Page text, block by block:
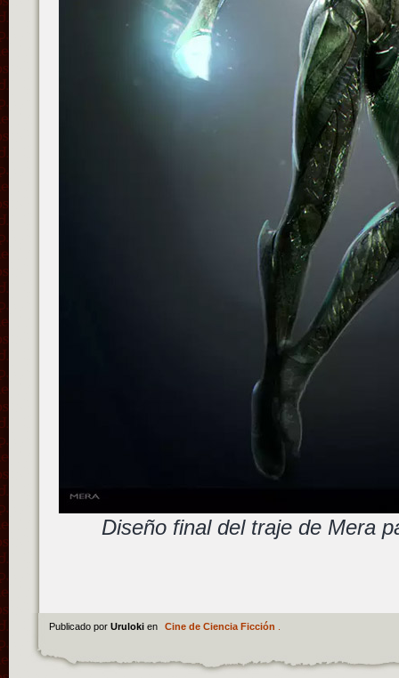
Diseño final del traje de Mera
Publicado por Uruloki en Cine de Ciencia Ficción